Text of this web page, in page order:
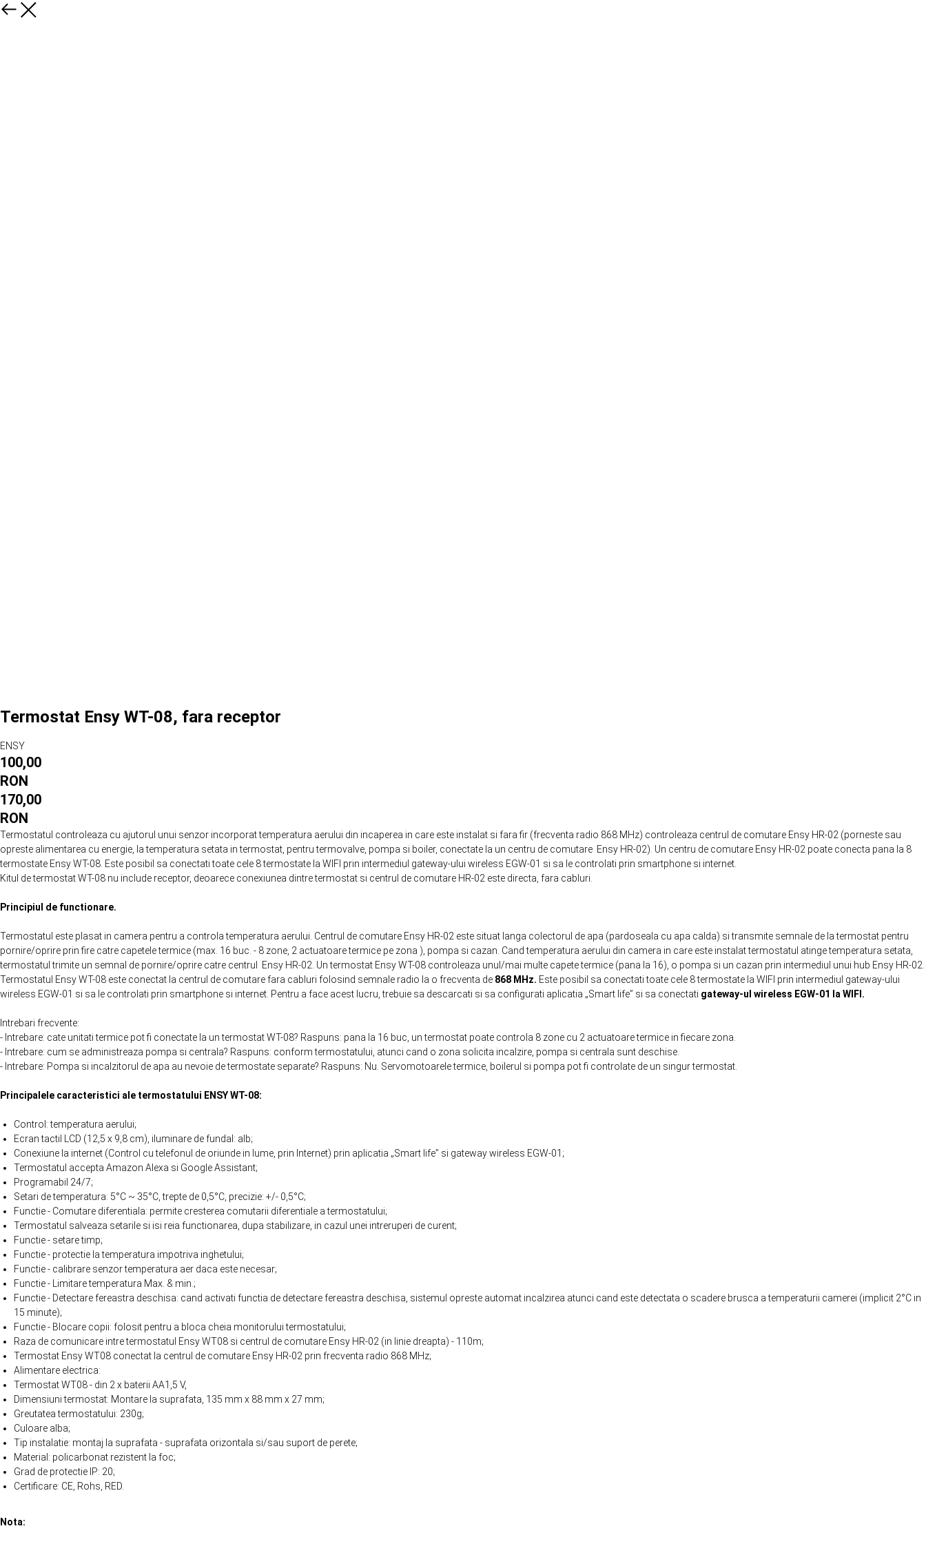
Termostat Ensy WT-08, fara receptor
ENSY
100,00
RON
170,00
RON
Termostatul controleaza cu ajutorul unui senzor incorporat temperatura aerului din incaperea in care este instalat si fara fir (frecventa radio 868 MHz) controleaza centrul de comutare Ensy HR-02 (porneste sau
opreste alimentarea cu energie, la temperatura setata in termostat, pentru termovalve, pompa si boiler, conectate la un centru de comutare Ensy HR-02). Un centru de comutare Ensy HR-02 poate conecta pana la 8
termostate Ensy WT-08. Este posibil sa conectati toate cele 8 termostate la WIFI prin intermediul gateway-ului wireless EGW-01 si sa le controlati prin smartphone si internet.
Kitul de termostat WT-08 nu include receptor, deoarece conexiunea dintre termostat si centrul de comutare HR-02 este directa, fara cabluri.
Principiul de functionare.
Termostatul este plasat in camera pentru a controla temperatura aerului. Centrul de comutare Ensy HR-02 este situat langa colectorul de apa (pardoseala cu apa calda) si transmite semnale de la termostat pentru
pornire/oprire prin fire catre capetele termice (max. 16 buc. - 8 zone, 2 actuatoare termice pe zona ), pompa si cazan. Cand temperatura aerului din camera in care este instalat termostatul atinge temperatura setata,
termostatul trimite un semnal de pornire/oprire catre centrul Ensy HR-02. Un termostat Ensy WT-08 controleaza unul/mai multe capete termice (pana la 16), o pompa si un cazan prin intermediul unui hub Ensy HR-02.
Termostatul Ensy WT-08 este conectat la centrul de comutare fara cabluri folosind semnale radio la o frecventa de 868 MHz. Este posibil sa conectati toate cele 8 termostate la WIFI prin intermediul gateway-ului
wireless EGW-01 si sa le controlati prin smartphone si internet. Pentru a face acest lucru, trebuie sa descarcati si sa configurati aplicatia „Smart life” si sa conectati gateway-ul wireless EGW-01 la WIFI.
Intrebari frecvente:
- Intrebare: cate unitati termice pot fi conectate la un termostat WT-08? Raspuns: pana la 16 buc, un termostat poate controla 8 zone cu 2 actuatoare termice in fiecare zona.
- Intrebare: cum se administreaza pompa si centrala? Raspuns: conform termostatului, atunci cand o zona solicita incalzire, pompa si centrala sunt deschise.
- Intrebare: Pompa si incalzitorul de apa au nevoie de termostate separate? Raspuns: Nu. Servomotoarele termice, boilerul si pompa pot fi controlate de un singur termostat.
Principalele caracteristici ale termostatului ENSY WT-08:
Control: temperatura aerului;
Ecran tactil LCD (12,5 x 9,8 cm), iluminare de fundal: alb;
Conexiune la internet (Control cu ​​telefonul de oriunde in lume, prin Internet) prin aplicatia „Smart life” si gateway wireless EGW-01;
Termostatul accepta Amazon Alexa si Google Assistant;
Programabil 24/7;
Setari de temperatura: 5°C ~ 35°C, trepte de 0,5°C, precizie: +/- 0,5°C;
Functie - Comutare diferentiala: permite cresterea comutarii diferentiale a termostatului;
Termostatul salveaza setarile si isi reia functionarea, dupa stabilizare, in cazul unei intreruperi de curent;
Functie - setare timp;
Functie - protectie la temperatura impotriva inghetului;
Functie - calibrare senzor temperatura aer daca este necesar;
Functie - Limitare temperatura Max. & min.;
Functie - Detectare fereastra deschisa: cand activati functia de detectare fereastra deschisa, sistemul opreste automat incalzirea atunci cand este detectata o scadere brusca a temperaturii camerei (implicit 2°C in
15 minute);
Functie - Blocare copii: folosit pentru a bloca cheia monitorului termostatului;
Raza de comunicare intre termostatul Ensy WT08 si centrul de comutare Ensy HR-02 (in linie dreapta) - 110m;
Termostat Ensy WT08 conectat la centrul de comutare Ensy HR-02 prin frecventa radio 868 MHz;
Alimentare electrica:
Termostat WT08 - din 2 x baterii AA1,5 V,
Dimensiuni termostat: Montare la suprafata, 135 mm x 88 mm x 27 mm;
Greutatea termostatului: 230g;
Culoare alba;
Tip instalatie: montaj la suprafata - suprafata orizontala si/sau suport de perete;
Material: policarbonat rezistent la foc;
Grad de protectie IP: 20;
Certificare: CE, Rohs, RED.
Nota: